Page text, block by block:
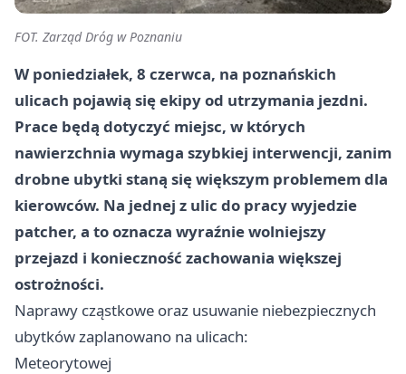
FOT. Zarząd Dróg w Poznaniu
W poniedziałek, 8 czerwca, na poznańskich
ulicach pojawią się ekipy od utrzymania jezdni.
Prace będą dotyczyć miejsc, w których
nawierzchnia wymaga szybkiej interwencji, zanim
drobne ubytki staną się większym problemem dla
kierowców. Na jednej z ulic do pracy wyjedzie
patcher, a to oznacza wyraźnie wolniejszy
przejazd i konieczność zachowania większej
ostrożności.
Naprawy cząstkowe oraz usuwanie niebezpiecznych
ubytków zaplanowano na ulicach:
Meteorytowej